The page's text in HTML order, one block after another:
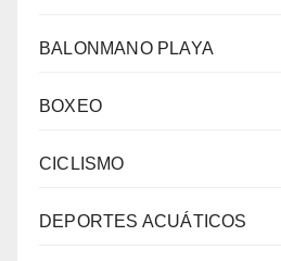
BALONMANO PLAYA
BOXEO
CICLISMO
DEPORTES ACUÁTICOS